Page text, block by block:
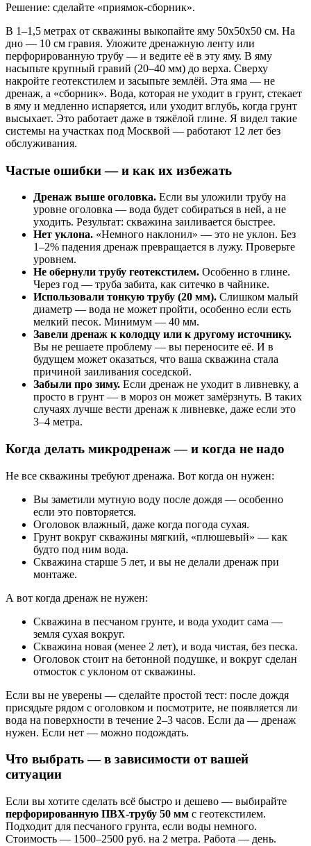
Решение: сделайте «приямок-сборник».
В 1–1,5 метрах от скважины выкопайте яму 50х50х50 см. На
дно — 10 см гравия. Уложите дренажную ленту или
перфорированную трубу — и ведите её в эту яму. В яму
насыпьте крупный гравий (20–40 мм) до верха. Сверху
накройте геотекстилем и засыпьте землёй. Эта яма — не
дренаж, а «сборник». Вода, которая не уходит в грунт, стекает
в яму и медленно испаряется, или уходит вглубь, когда грунт
высыхает. Это работает даже в тяжёлой глине. Я видел такие
системы на участках под Москвой — работают 12 лет без
обслуживания.
Частые ошибки — и как их избежать
Дренаж выше оголовка. Если вы уложили трубу на
уровне оголовка — вода будет собираться в ней, а не
уходить. Результат: скважина заиливается быстрее.
Нет уклона. «Немного наклонил» — это не уклон. Без
1–2% падения дренаж превращается в лужу. Проверьте
уровнем.
Не обернули трубу геотекстилем. Особенно в глине.
Через год — труба забита, как ситечко в чайнике.
Использовали тонкую трубу (20 мм). Слишком малый
диаметр — вода не может пройти, особенно если есть
мелкий песок. Минимум — 40 мм.
Завели дренаж к колодцу или к другому источнику.
Вы не решаете проблему — вы переносите её. И в
будущем может оказаться, что ваша скважина стала
причиной заиливания соседской.
Забыли про зиму. Если дренаж не уходит в ливневку, а
просто в грунт — в мороз он может замёрзнуть. В таких
случаях лучше вести дренаж к ливневке, даже если это
3–4 метра.
Когда делать микродренаж — и когда не надо
Не все скважины требуют дренажа. Вот когда он нужен:
Вы заметили мутную воду после дождя — особенно
если это повторяется.
Оголовок влажный, даже когда погода сухая.
Грунт вокруг скважины мягкий, «плюшевый» — как
будто под ним вода.
Скважина старше 5 лет, и вы не делали дренаж при
монтаже.
А вот когда дренаж не нужен:
Скважина в песчаном грунте, и вода уходит сама —
земля сухая вокруг.
Скважина новая (менее 2 лет), и вода чистая, без песка.
Оголовок стоит на бетонной подушке, и вокруг сделан
отмосток с уклоном от скважины.
Если вы не уверены — сделайте простой тест: после дождя
присядьте рядом с оголовком и посмотрите, не появляется ли
вода на поверхности в течение 2–3 часов. Если да — дренаж
нужен. Если нет — можно подождать.
Что выбрать — в зависимости от вашей
ситуации
Если вы хотите сделать всё быстро и дешево — выбирайте
перфорированную ПВХ-трубу 50 мм с геотекстилем.
Подходит для песчаного грунта, если воды немного.
Стоимость — 1500–2500 руб. на 2 метра. Работа — день.